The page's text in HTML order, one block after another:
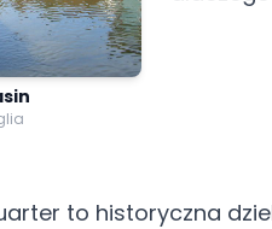
to historyczna